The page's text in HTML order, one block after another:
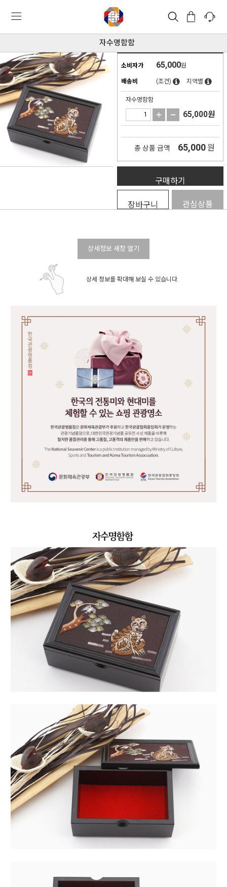
자수명함함
소비자가 65,000원
배송비 (조건) 지역별
자수명함함
65,000원
총 상품 금액 65,000 원
구매하기
장바구니 관심상품
상세정보 새창 열기
상세 정보를 확대해 보실 수 있습니다.